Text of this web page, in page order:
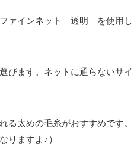
ファインネット 透明 を使用し
びます。ネットに通らないサイ
る太めの毛糸がおすすめです。
りますよ♪）